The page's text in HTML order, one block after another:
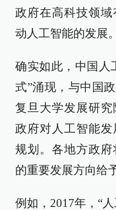
政府在高科技领
动人工智能的发展
确实如此，中国人
式”涌现，与中国
复旦大学发展研
政府对人工智能
规划。各地方政
的重要发展方向给
例如，2017年，“